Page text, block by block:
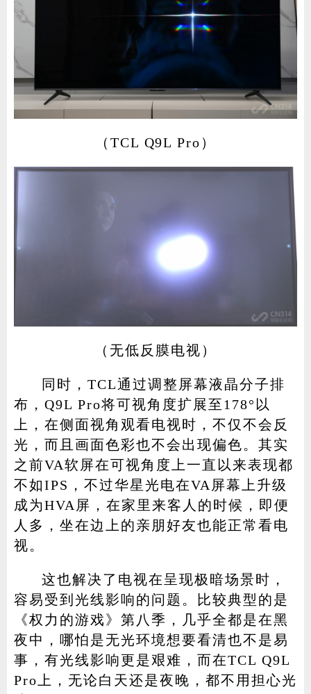
（TCL Q9L Pro）
（无低反膜电视）
同时，TCL通过调整屏幕液晶分子排
布，Q9L Pro将可视角度扩展至178°以
上，在侧面视角观看电视时，不仅不会反
光，而且画面色彩也不会出现偏色。其实
之前VA软屏在可视角度上一直以来表现都
不如IPS，不过华星光电在VA屏幕上升级
成为HVA屏，在家里来客人的时候，即便
人多，坐在边上的亲朋好友也能正常看电
视。
这也解决了电视在呈现极暗场景时，
容易受到光线影响的问题。比较典型的是
《权力的游戏》第八季，几乎全都是在黑
夜中，哪怕是无光环境想要看清也不是易
事，有光线影响更是艰难，而在TCL Q9L
Pro上，无论白天还是夜晚，都不用担心光